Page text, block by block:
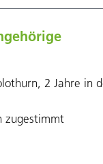
2 Jahre in
zugestimmt